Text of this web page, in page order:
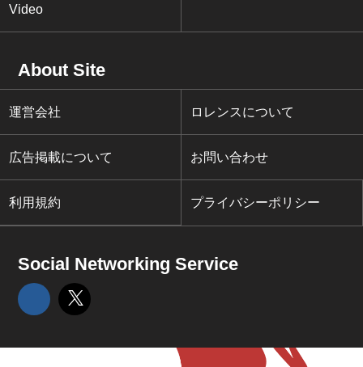
Video
About Site
運営会社 ロレンスについて
広告掲載について お問い合わせ
利用規約 プライバシーポリシー
Social Networking Service